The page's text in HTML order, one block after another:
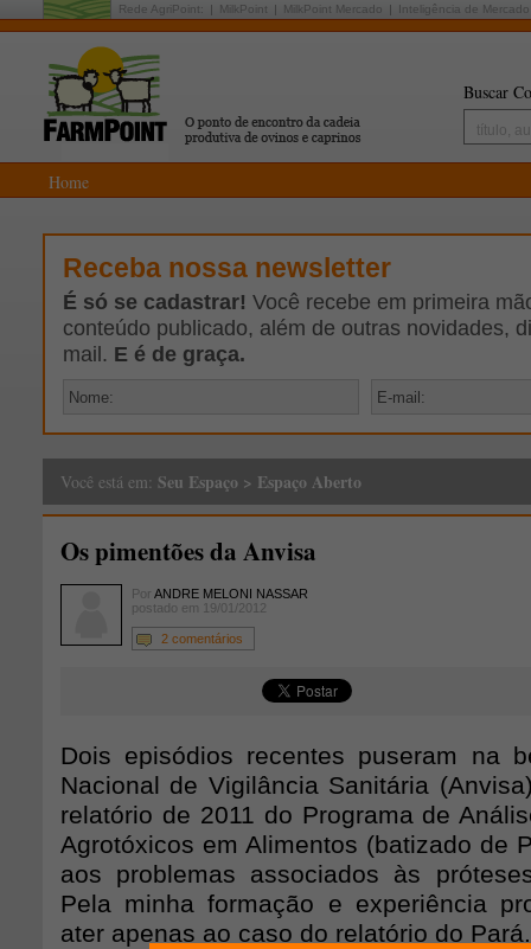
Rede AgriPoint: MilkPoint MilkPoint Mercado Inteligência de Mercado
Buscar
Home
Receba nossa newsletter
É só se cadastrar! Você recebe em primeira
conteúdo publicado, além de outras novidades,
mail. E é de graça.
Você está em: Seu Espaço > Espaço Aberto
Os pimentões da Anvisa
Por ANDRE MELONI NASSAR
postado em 19/01/2012
2 comentários
Dois episódios recentes puseram na
Nacional de Vigilância Sanitária
relatório de 2011 do Programa de
Agrotóxicos em Alimentos (batizado de
aos problemas associados às
Pela minha formação e experiência
ater apenas ao caso do relatório do Pará.